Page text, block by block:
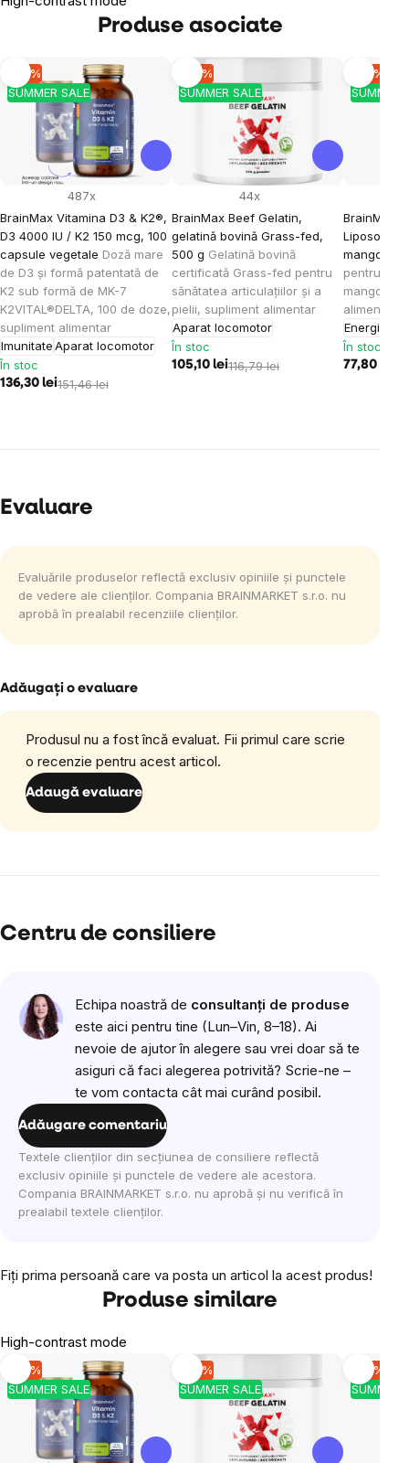
Produse asociate
SUMMER SALE
-10 %
BrainMax Vitamina D3 & K2®,
D3 4000 IU / K2 150 mcg, 100
capsule vegetale Doză mare
de D3 și formă patentată de
K2 sub formă de MK-7
K2VITAL®DELTA, 100 de doze,
supliment alimentar
ImunitateAparat locomotor
487x
În stoc
136,30 lei151,46 lei
SUMMER SALE
-10 %
BrainMax Beef Gelatin,
gelatină bovină Grass-fed,
500 g Gelatină bovină
certificată Grass-fed pentru
sănătatea articulațiilor și a
pielii, supliment alimentar
Aparat locomotor
44x
În stoc
105,10 lei116,79 lei
SUMMER
-10 %
BrainMax
Liposomal
mango,
pentru
mango, 30
alimentar
Energie
În stoc
77,80 lei
Evaluare
Evaluările produselor reflectă exclusiv opiniile și punctele
de vedere ale clienților. Compania BRAINMARKET s.r.o. nu
aprobă în prealabil recenziile clienților.
Adăugaţi o evaluare
Produsul nu a fost încă evaluat. Fii primul care scrie
o recenzie pentru acest articol.
Adaugă evaluare
Centru de consiliere
Echipa noastră de consultanți de produse
este aici pentru tine (Lun–Vin, 8–18). Ai
nevoie de ajutor în alegere sau vrei doar să te
asiguri că faci alegerea potrivită? Scrie-ne –
te vom contacta cât mai curând posibil.
Adăugare comentariu
Textele clienților din secțiunea de consiliere reflectă
exclusiv opiniile și punctele de vedere ale acestora.
Compania BRAINMARKET s.r.o. nu aprobă și nu verifică în
prealabil textele clienților.
Fiţi prima persoană care va posta un articol la acest produs!
Produse similare
High-contrast mode
SUMMER SALE
-10 %
SUMMER SALE
-10 %
SUMMER
-10 %